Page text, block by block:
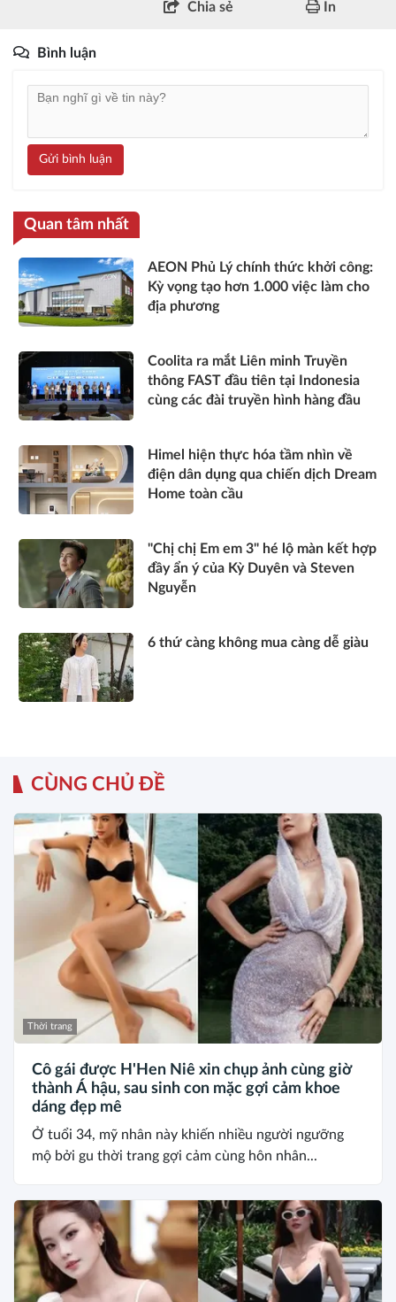
Chia sẻ In
Bình luận
Gửi bình luận
Quan tâm nhất
AEON Phủ Lý chính thức khởi công:
Kỳ vọng tạo hơn 1.000 việc làm cho
địa phương
Coolita ra mắt Liên minh Truyền
thông FAST đầu tiên tại Indonesia
cùng các đài truyền hình hàng đầu
Himel hiện thực hóa tầm nhìn về
điện dân dụng qua chiến dịch Dream
Home toàn cầu
"Chị chị Em em 3" hé lộ màn kết hợp
đầy ẩn ý của Kỳ Duyên và Steven
Nguyễn
6 thứ càng không mua càng dễ giàu
CÙNG CHỦ ĐỀ
Thời trang
Cô gái được H'Hen Niê xin chụp ảnh cùng giờ
thành Á hậu, sau sinh con mặc gợi cảm khoe
dáng đẹp mê
Ở tuổi 34, mỹ nhân này khiến nhiều người ngưỡng
mộ bởi gu thời trang gợi cảm cùng hôn nhân...